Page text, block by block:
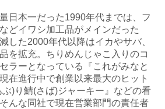
ュー
計
日本一だった1990年代までは、フ
どイワシ加工品がメインだった
した2000年代以降はイカやサバ、
を拡充。ちりめんじゃこ入りのコ
ラーとなっている『これがみなと
在進行中で創業以来最大のヒット
)り鯖(さば)ジャーキー』などの看
んな同社で現在営業部門の責任者